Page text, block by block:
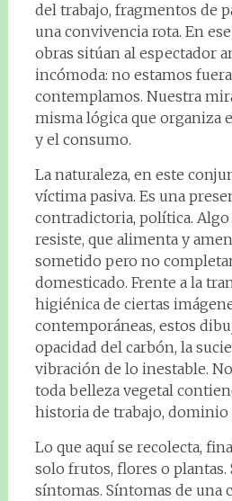
del trabajo, fragmentos de
una convivencia rota. En
obras sitúan al espectador
incómoda: no estamos
contemplamos. Nuestra
misma lógica que organiza
y el consumo.
La naturaleza, en este
víctima pasiva. Es una
contradictoria, política. Algo
resiste, que alimenta y
sometido pero no
domesticado. Frente a la
higiénica de ciertas
contemporáneas, estos
opacidad del carbón, la
vibración de lo inestable.
toda belleza vegetal
historia de trabajo, dominio
Lo que aquí se recolecta,
solo frutos, flores o plantas.
síntomas. Síntomas de una